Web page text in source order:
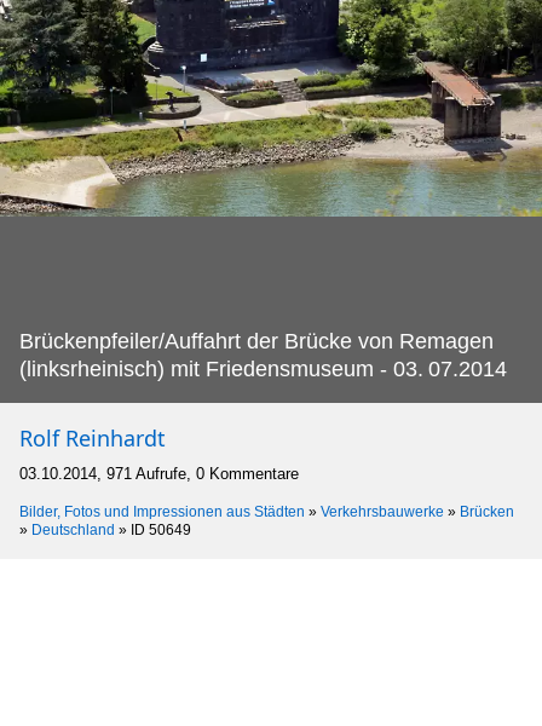
Brückenpfeiler/Auffahrt der Brücke von Remagen
(linksrheinisch) mit Friedensmuseum - 03. 07.2014
Rolf Reinhardt
03.10.2014, 971 Aufrufe, 0 Kommentare
Bilder, Fotos und Impressionen aus Städten » Verkehrsbauwerke » Brücken
» Deutschland » ID 50649